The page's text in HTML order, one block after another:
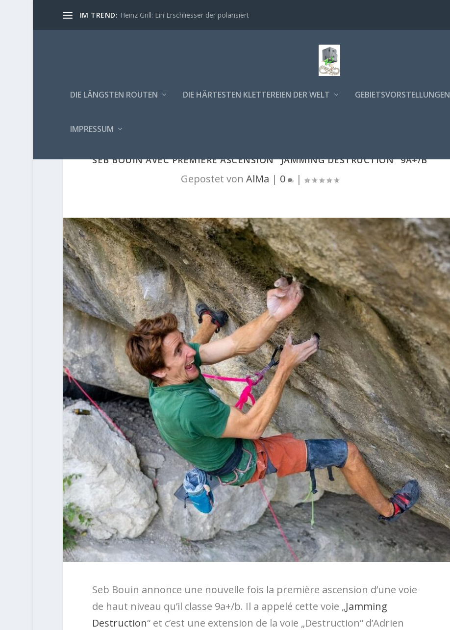
IM TREND: Heinz Grill: Ein Erschliesser der polarisiert
DIE LÄNGSTEN ROUTEN DIE HÄRTESTEN KLETTEREIEN DER WELT GEBIETSVORSTELLUNGEN
IMPRESSUM
SEB BOUIN AVEC PREMIÈRE ASCENSION "JAMMING DESTRUCTION" 9A+/B
Gepostet von AlMa | 0 |
Seb Bouin annonce une nouvelle fois la première ascension d’une voie
de haut niveau qu’il classe 9a+/b. Il a appelé cette voie „Jamming
Destruction“ et c’est une extension de la voie „Destruction“ d’Adrien